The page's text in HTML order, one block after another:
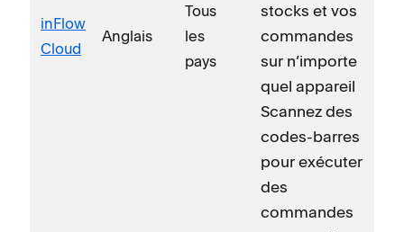
inFlow
Cloud
Anglais
Tous
les
pays
stocks et vos
commandes
sur n’importe
quel appareil
Scannez des
codes-barres
pour exécuter
des
commandes